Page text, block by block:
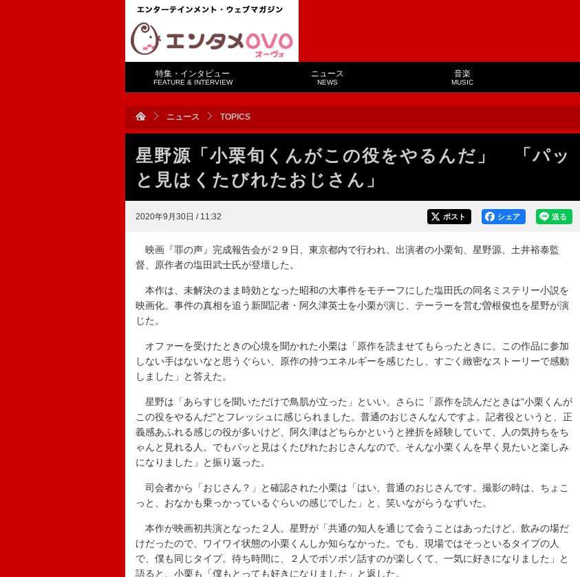
特集・インタビュー
FEATURE & INTERVIEW
ニュース
NEWS
音楽
MUSIC
ニュース TOPICS
星野源「小栗旬くんがこの役をやるんだ」 「パッ
と見はくたびれたおじさん」
2020年9月30日 / 11:32 送る
シェア
ポスト
映画『罪の声』完成報告会が２９日、東京都内で行われ、出演者の小栗旬、星野源、土井裕泰監
督、原作者の塩田武士氏が登壇した。
本作は、未解決のまま時効となった昭和の大事件をモチーフにした塩田氏の同名ミステリー小説を
映画化。事件の真相を追う新聞記者・阿久津英士を小栗が演じ、テーラーを営む曽根俊也を星野が演
じた。
オファーを受けたときの心境を聞かれた小栗は「原作を読ませてもらったときに、この作品に参加
しない手はないなと思うぐらい、原作の持つエネルギーを感じたし、すごく緻密なストーリーで感動
しました」と答えた。
星野は「あらすじを聞いただけで鳥肌が立った」といい、さらに「原作を読んだときは“小栗くんが
この役をやるんだ”とフレッシュに感じられました。普通のおじさんなんですよ。記者役というと、正
義感あふれる感じの役が多いけど、阿久津はどちらかというと挫折を経験していて、人の気持ちをち
ゃんと見れる人。でもパッと見はくたびれたおじさんなので、そんな小栗くんを早く見たいと楽しみ
になりました」と振り返った。
司会者から「おじさん？」と確認された小栗は「はい、普通のおじさんです。撮影の時は、ちょこ
っと、おなかも乗っかっているぐらいの感じでした」と、笑いながらうなずいた。
本作が映画初共演となった２人。星野が「共通の知人を通じて会うことはあったけど、飲みの場だ
けだったので、ワイワイ状態の小栗くんしか知らなかった。でも、現場ではそっといるタイプの人
で、僕も同じタイプ。待ち時間に、２人でボソボソ話すのが楽しくて、一気に好きになりました」と
語ると、小栗も「僕もとっても好きになりました」と返した。